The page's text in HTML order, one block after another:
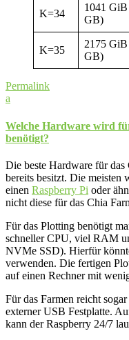
K=34
1041 GiB
GB)
K=35
2175
GB)
Permalink
a
Welche Hardware wird
benötigt?
Die beste Hardware für das
bereits besitzt. Die meisten
einen Raspberry Pi oder
nicht diese für das Chia
Für das Plotting benötigt
schneller CPU, viel RAM
NVMe SSD). Hierfür
verwenden. Die fertigen
auf einen Rechner mit
Für das Farmen reicht sogar
externer USB Festplatte.
kann der Raspberry 24/7